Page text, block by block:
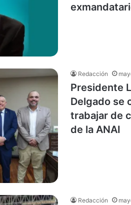
Redacción
Presidente
Delgado se
trabajar de
de la ANAI
Redacción